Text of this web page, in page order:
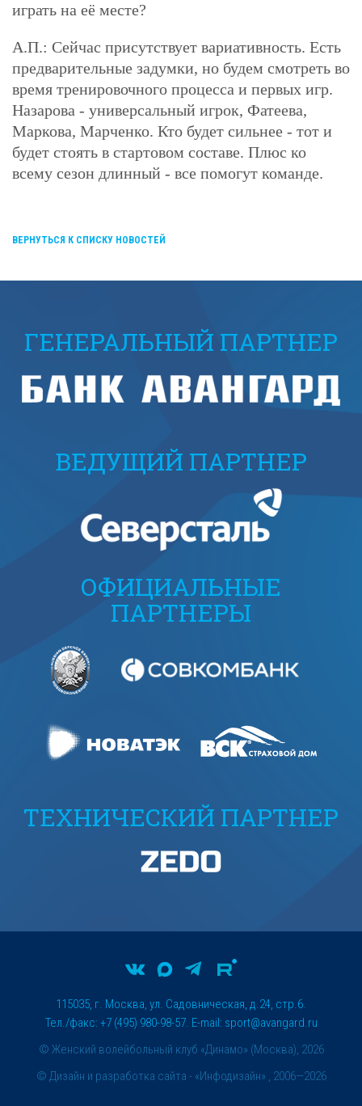
играть на её месте?
А.П.: Сейчас присутствует вариативность. Есть
предварительные задумки, но будем смотреть во
время тренировочного процесса и первых игр.
Назарова - универсальный игрок, Фатеева,
Маркова, Марченко. Кто будет сильнее - тот и
будет стоять в стартовом составе. Плюс ко
всему сезон длинный - все помогут команде.
ВЕРНУТЬСЯ К СПИСКУ НОВОСТЕЙ
ГЕНЕРАЛЬНЫЙ ПАРТНЕР
ВЕДУЩИЙ ПАРТНЕР
ОФИЦИАЛЬНЫЕ
ПАРТНЕРЫ
ТЕХНИЧЕСКИЙ ПАРТНЕР
© Женский волейбольный клуб «Динамо» (Москва), 2026
115035, г. Москва, ул. Садовническая, д.24, стр.6.
Тел./факс: +7 (495) 980-98-57. E-mail: sport@avangard.ru
© Дизайн и разработка сайта - «Инфодизайн» , 2006—2026